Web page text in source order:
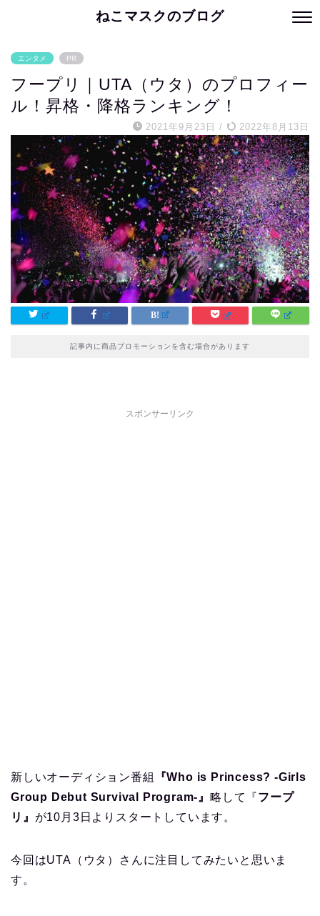
ねこマスクのブログ
エンタメ PR
フープリ｜UTA（ウタ）のプロフィー
ル！昇格・降格ランキング！
2021年9月23日 / 2022年8月13日
記事内に商品プロモーションを含む場合があります
スポンサーリンク
新しいオーディション番組
『Who is Princess? -Girls
Group Debut Survival
Program-』略して『フープ
リ』 が10月3日よりスタートしています。
今回はUTA（ウタ）さんに注目してみたいと思いま
す。